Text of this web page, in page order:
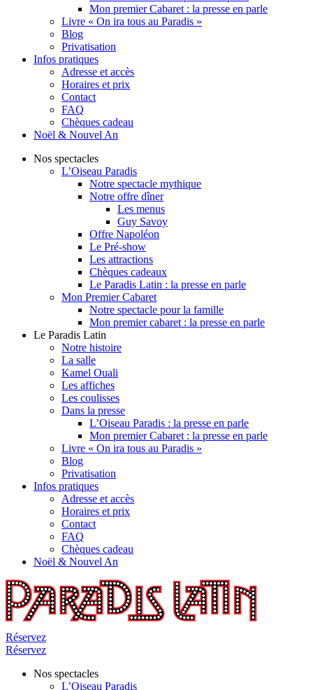
Mon premier Cabaret : la presse en parle
Livre « On ira tous au Paradis »
Blog
Privatisation
Infos pratiques
Adresse et accès
Horaires et prix
Contact
FAQ
Chèques cadeau
Noël & Nouvel An
Nos spectacles
L’Oiseau Paradis
Notre spectacle mythique
Notre offre dîner
Les menus
Guy Savoy
Offre Napoléon
Le Pré-show
Les attractions
Chèques cadeaux
Le Paradis Latin : la presse en parle
Mon Premier Cabaret
Notre spectacle pour la famille
Mon premier cabaret : la presse en parle
Le Paradis Latin
Notre histoire
La salle
Kamel Ouali
Les affiches
Les coulisses
Dans la presse
L’Oiseau Paradis : la presse en parle
Mon premier Cabaret : la presse en parle
Livre « On ira tous au Paradis »
Blog
Privatisation
Infos pratiques
Adresse et accès
Horaires et prix
Contact
FAQ
Chèques cadeau
Noël & Nouvel An
Réservez
Réservez
Nos spectacles
L’Oiseau Paradis